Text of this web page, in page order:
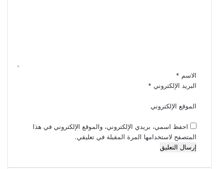
الاسم *
البريد الإلكتروني *
الموقع الإلكتروني
احفظ اسمي، بريدي الإلكتروني، والموقع الإلكتروني في هذا
المتصفح لاستخدامها المرة المقبلة في تعليقي.